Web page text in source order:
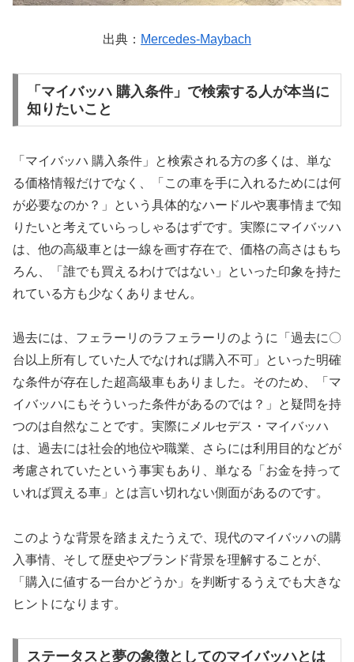
出典： Mercedes-Maybach
「マイバッハ 購入条件」で検索する人が本当に
知りたいこと
「マイバッハ 購入条件」と検索される方の多くは、単な
る価格情報だけでなく、「この車を手に入れるためには何
が必要なのか？」という具体的なハードルや裏事情まで知
りたいと考えていらっしゃるはずです。実際にマイバッハ
は、他の高級車とは一線を画す存在で、価格の高さはもち
ろん、「誰でも買えるわけではない」といった印象を持た
れている方も少なくありません。
過去には、フェラーリのラフェラーリのように「過去に〇
台以上所有していた人でなければ購入不可」といった明確
な条件が存在した超高級車もありました。そのため、「マ
イバッハにもそういった条件があるのでは？」と疑問を持
つのは自然なことです。実際にメルセデス・マイバッハ
は、過去には社会的地位や職業、さらには利用目的などが
考慮されていたという事実もあり、単なる「お金を持って
いれば買える車」とは言い切れない側面があるのです。
このような背景を踏まえたうえで、現代のマイバッハの購
入事情、そして歴史やブランド背景を理解することが、
「購入に値する一台かどうか」を判断するうえでも大きな
ヒントになります。
ステータスと夢の象徴としてのマイバッハとは